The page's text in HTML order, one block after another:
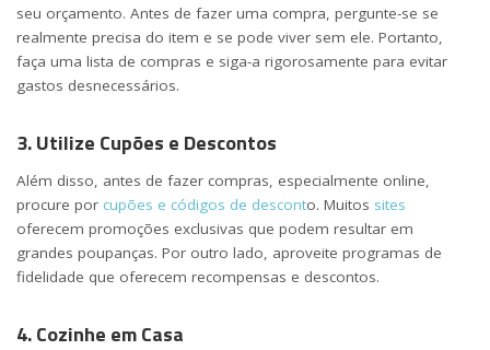
seu orçamento. Antes de fazer uma compra, pergunte-se se
realmente precisa do item e se pode viver sem ele. Portanto,
faça uma lista de compras e siga-a rigorosamente para evitar
gastos desnecessários.
3. Utilize Cupões e Descontos
Além disso, antes de fazer compras, especialmente online,
procure por cupões e códigos de desconto. Muitos sites
oferecem promoções exclusivas que podem resultar em
grandes poupanças. Por outro lado, aproveite programas de
fidelidade que oferecem recompensas e descontos.
4. Cozinhe em Casa